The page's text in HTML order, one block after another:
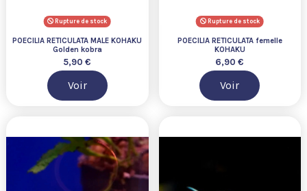
Rupture de stock
POECILIA RETICULATA MALE KOHAKU
Golden kobra
5,90 €
Voir
Rupture de stock
POECILIA RETICULATA femelle
KOHAKU
6,90 €
Voir